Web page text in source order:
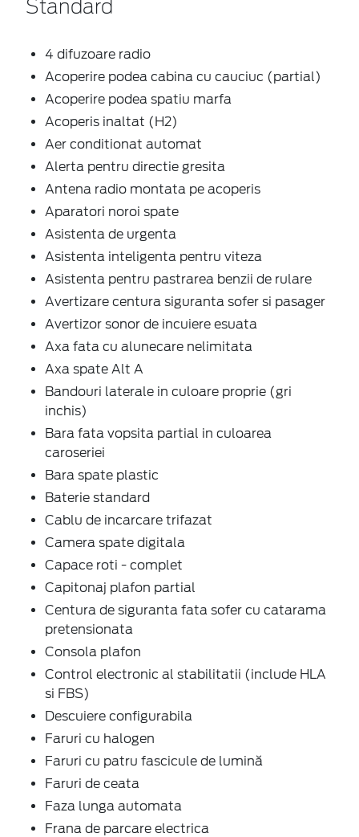
Standard
4 difuzoare radio
Acoperire podea cabina cu cauciuc (partial)
Acoperire podea spatiu marfa
Acoperis inaltat (H2)
Aer conditionat automat
Alerta pentru directie gresita
Antena radio montata pe acoperis
Aparatori noroi spate
Asistenta de urgenta
Asistenta inteligenta pentru viteza
Asistenta pentru pastrarea benzii de rulare
Avertizare centura siguranta sofer si pasager
Avertizor sonor de incuiere esuata
Axa fata cu alunecare nelimitata
Axa spate Alt A
Bandouri laterale in culoare proprie (gri
inchis)
Bara fata vopsita partial in culoarea
caroseriei
Bara spate plastic
Baterie standard
Cablu de incarcare trifazat
Camera spate digitala
Capace roti - complet
Capitonaj plafon partial
Centura de siguranta fata sofer cu catarama
pretensionata
Consola plafon
Control electronic al stabilitatii (include HLA
si FBS)
Descuiere configurabila
Faruri cu halogen
Faruri cu patru fascicule de lumină
Faruri de ceata
Faza lunga automata
Frana de parcare electrica